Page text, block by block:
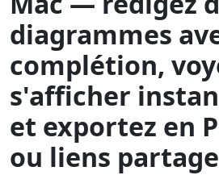
diagrammes
complétion,
s'afficher
et exportez en
ou liens